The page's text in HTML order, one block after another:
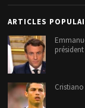
ARTICLES